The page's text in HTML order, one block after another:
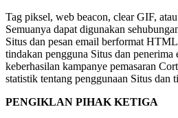
Tag piksel, web beacon, clear GIF,
Semuanya dapat digunakan
Situs dan pesan email berformat
tindakan pengguna Situs dan penerima
keberhasilan kampanye pemasaran
statistik tentang penggunaan Situs dan
PENGIKLAN PIHAK KETIGA